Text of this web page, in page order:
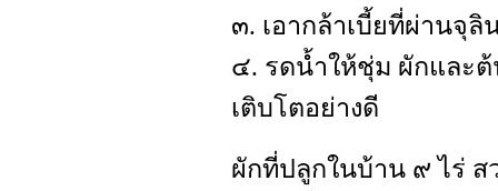
๓. เอากล้าเบี้ยที่ผ่านจุ
๔. รดน้ำให้ชุ่ม ผักและ
เติบโตอย่างดี
ผักที่ปลูกในบ้าน ๙ ไร่